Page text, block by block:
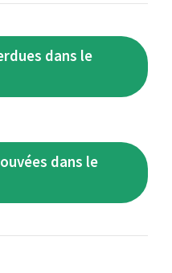
dans le
dans le